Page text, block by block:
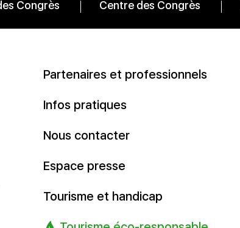
Congrès Centre des Congrès
Partenaires et professionnels
Infos pratiques
Nous contacter
Espace presse
Tourisme et handicap